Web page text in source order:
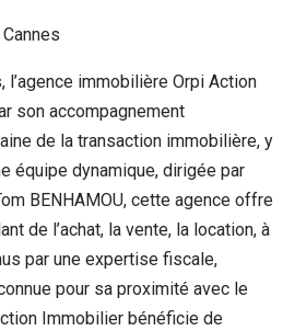
immobilière Orpi Action
son accompagnement
de la transaction immobilière, y
équipe dynamique, dirigée par
BENHAMOU, cette agence offre
de l’achat, la vente, la location, à
par une expertise fiscale,
pour sa proximité avec le
Immobilier bénéficie de